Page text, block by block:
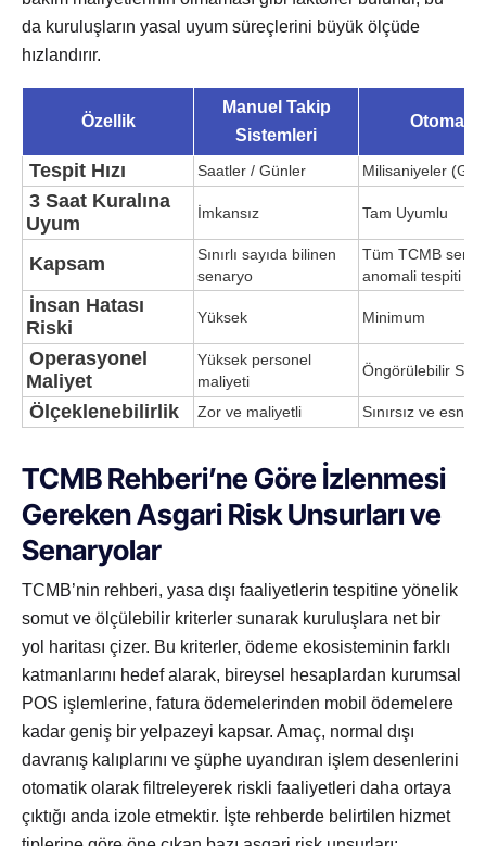
da kuruluşların yasal uyum süreçlerini büyük ölçüde
hızlandırır.
Özellik
Manuel Takip
Sistemleri
Tespit Hızı Saatler / Günler Milisaniyeler
3 Saat Kuralına
Uyum
İmkansız Tam Uyumlu
Kapsam
Sınırlı sayıda bilinen
senaryo
Tüm TCMB
anomali tespiti
İnsan Hatası
Riski
Yüksek Minimum
Operasyonel
Maliyet
Yüksek personel
maliyeti
Öngörülebilir
Ölçeklenebilirlik Zor ve maliyetli Sınırsız ve esnek
TCMB Rehberi’ne Göre İzlenmesi
Gereken Asgari Risk Unsurları ve
Senaryolar
TCMB’nin rehberi, yasa dışı faaliyetlerin tespitine yönelik
somut ve ölçülebilir kriterler sunarak kuruluşlara net bir
yol haritası çizer. Bu kriterler, ödeme ekosisteminin farklı
katmanlarını hedef alarak, bireysel hesaplardan kurumsal
POS işlemlerine, fatura ödemelerinden mobil ödemelere
kadar geniş bir yelpazeyi kapsar. Amaç, normal dışı
davranış kalıplarını ve şüphe uyandıran işlem desenlerini
otomatik olarak filtreleyerek riskli faaliyetleri daha ortaya
çıktığı anda izole etmektir. İşte rehberde belirtilen hizmet